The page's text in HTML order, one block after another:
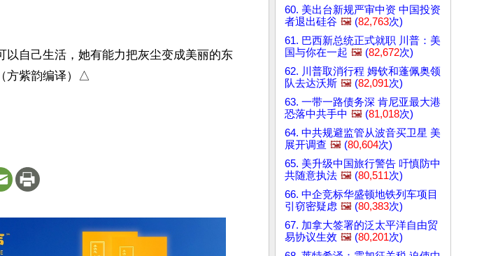
以自己生活，她有能力把灰尘变成美丽的东
方紫韵编译）△
60. 美出台新规严审中资 中国投资
者退出硅谷 🖼️ (82,763次)
61. 巴西新总统正式就职 川普：美
国与你在一起 🖼️ (82,672次)
62. 川普取消行程 姆钦和蓬佩奥领
队去达沃斯 🖼️ (82,091次)
63. 一带一路债务深 肯尼亚最大港
恐落中共手中 🖼️ (81,018次)
64. 中共规避监管从波音买卫星 美
展开调查 🖼️ (80,604次)
65. 美升级中国旅行警告 吁慎防中
共随意执法 🖼️ (80,511次)
66. 中企竞标华盛顿地铁列车项目
引窃密疑虑 🖼️ (80,383次)
67. 加拿大签署的泛太平洋自由贸
易协议生效 🖼️ (80,201次)